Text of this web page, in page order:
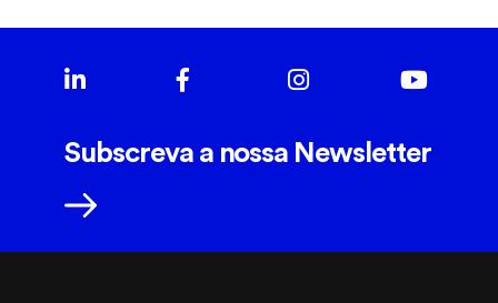
Subscreva a nossa Newsletter